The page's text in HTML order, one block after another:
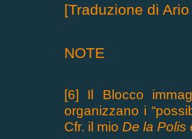
[Traduzione di
NOTE
[6] Il Blocco
organizzano i
Cfr. il mio De la Polis